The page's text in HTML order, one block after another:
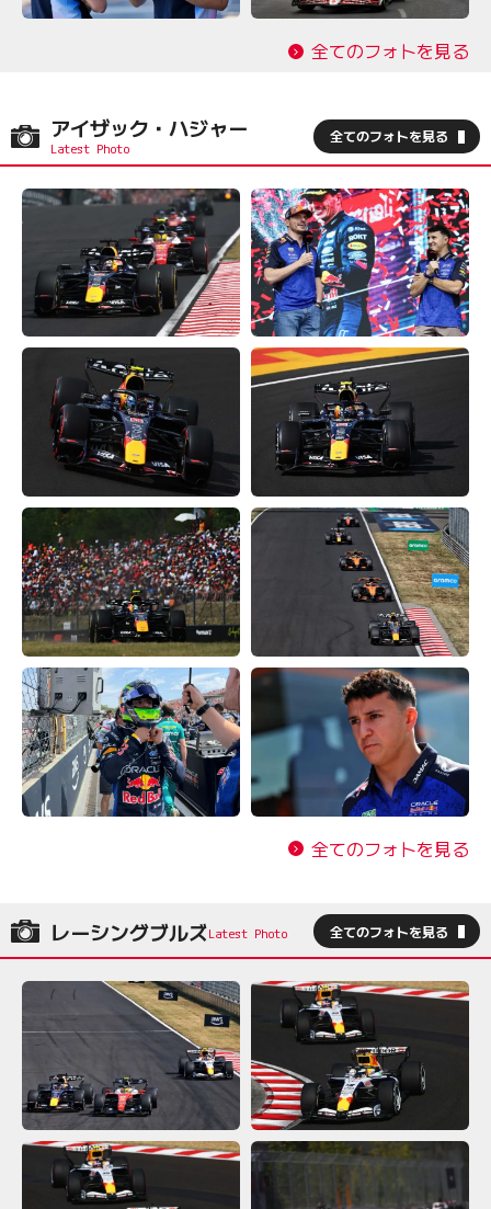
全てのフォトを見る
アイザック・ハジャー 全てのフォトを見る
全てのフォトを見る
レーシングブルズ 全てのフォトを見る